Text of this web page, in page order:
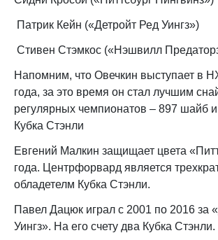
Патрик Кейн («Детройт Ред Уингз»)
Стивен Стэмкос («Нэшвилл
Напомним, что Овечкин выступает в
года, за это время он стал лучшим
регулярных чемпионатов – 897 шайб
Кубка Стэнли
Евгений Малкин защищает цвета
года. Центрфорвард является
обладетелм Кубка Стэнли.
Павел Дацюк играл с 2001 по 2016 за
Уингз». На его счету два Кубка Стэнли.